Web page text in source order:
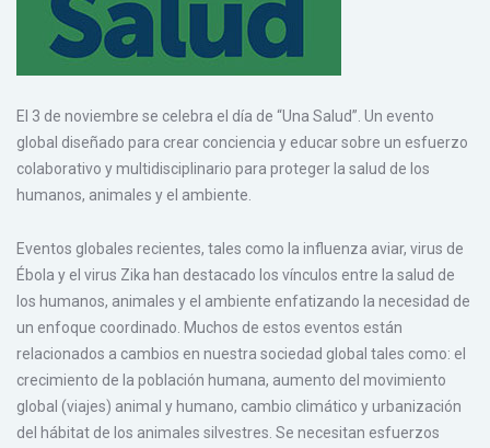
El 3 de noviembre se celebra el día de “Una Salud”. Un evento
global diseñado para crear conciencia y educar sobre un esfuerzo
colaborativo y multidisciplinario para proteger la salud de los
humanos, animales y el ambiente.
Eventos globales recientes, tales como la influenza aviar, virus de
Ébola y el virus Zika han destacado los vínculos entre la salud de
los humanos, animales y el ambiente enfatizando la necesidad de
un enfoque coordinado. Muchos de estos eventos están
relacionados a cambios en nuestra sociedad global tales como: el
crecimiento de la población humana, aumento del movimiento
global (viajes) animal y humano, cambio climático y urbanización
del hábitat de los animales silvestres. Se necesitan esfuerzos